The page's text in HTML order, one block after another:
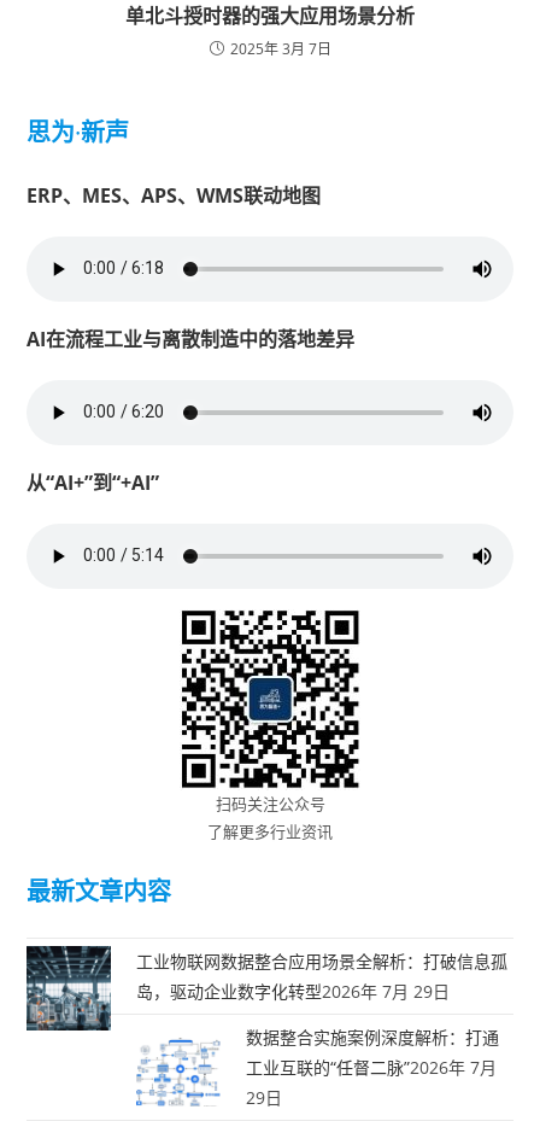
单北斗授时器的强大应用场景分析
2025年 3月 7日
思为·新声
ERP、MES、APS、WMS联动地图
AI在流程工业与离散制造中的落地差异
从“AI+”到“+AI”
扫码关注公众号
了解更多行业资讯
最新文章内容
工业物联网数据整合应用场景全解析：打破信息孤
岛，驱动企业数字化转型2026年 7月 29日
数据整合实施案例深度解析：打通
工业互联的“任督二脉”2026年 7月
29日